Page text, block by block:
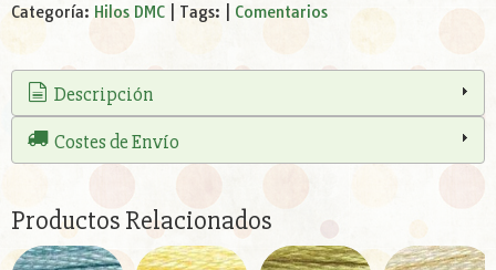
Categoría: Hilos DMC Tags: Comentarios
Descripción
Costes de Envío
Productos Relacionados